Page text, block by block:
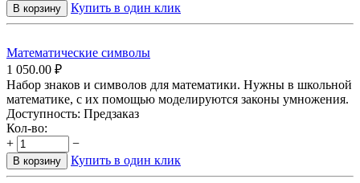
В корзину Купить в один клик
Математические символы
1 050.00 ₽
Набор знаков и символов для математики. Нужны в школьной
математике, с их помощью моделируются законы умножения.
Доступность: Предзаказ
Кол-во:
+
−
В корзину Купить в один клик